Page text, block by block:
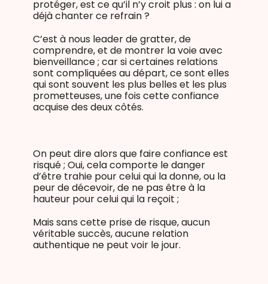
protéger, est ce qu’il n’y croit plus : on lui a
déjà chanter ce refrain ?
C’est à nous leader de gratter, de
comprendre, et de montrer la voie avec
bienveillance ; car si certaines relations
sont compliquées au départ, ce sont elles
qui sont souvent les plus belles et les plus
prometteuses, une fois cette confiance
acquise des deux côtés.
On peut dire alors que faire confiance est
risqué ; Oui, cela comporte le danger
d’être trahie pour celui qui la donne, ou la
peur de décevoir, de ne pas être à la
hauteur pour celui qui la reçoit ;
Mais sans cette prise de risque, aucun
véritable succès, aucune relation
authentique ne peut voir le jour.